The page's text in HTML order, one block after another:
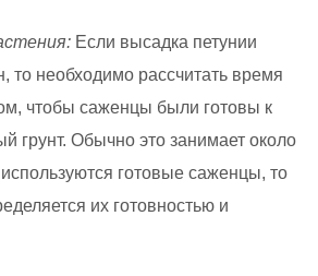
Если высадка петунии
то необходимо рассчитать время
чтобы саженцы были готовы к
грунт. Обычно это занимает около
готовые саженцы, то
их готовностью и